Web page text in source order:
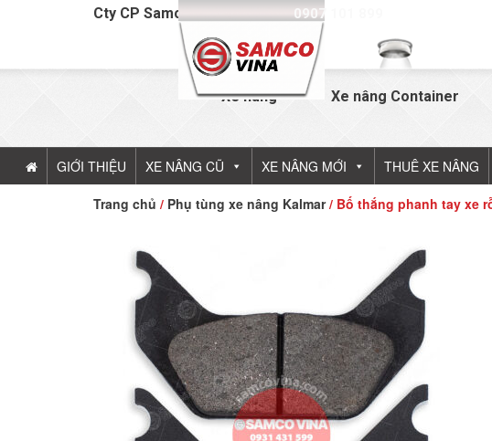
Cty CP Samcovina - Hotline: 0907 101 899
Xe nâng Xe nâng Container
GIỚI THIỆU XE NÂNG CŨ XE NÂNG MỚI THUÊ XE NÂNG
Trang chủ / Phụ tùng xe nâng Kalmar/ Bố thắng phanh tay xe